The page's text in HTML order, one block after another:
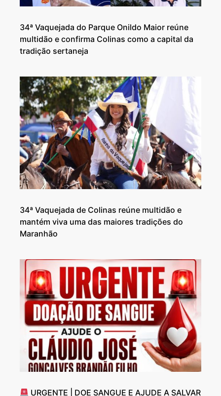
34ª Vaquejada do Parque Onildo Maior reúne
multidão e confirma Colinas como a capital da
tradição sertaneja
34ª Vaquejada de Colinas reúne multidão e
mantém viva uma das maiores tradições do
Maranhão
URGENTE | DOE SANGUE E AJUDE A SALVAR